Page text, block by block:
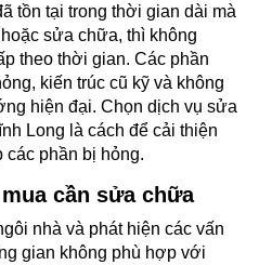
tồn tại trong thời gian dài mà
sửa chữa, thì không
theo thời gian. Các phần
kiến trúc cũ kỹ và không
hiện đại. Chọn dịch vụ sửa
Long là cách để cải thiện
các phần bị hỏng.
cần sửa chữa
nhà và phát hiện các vấn
gian không phù hợp với